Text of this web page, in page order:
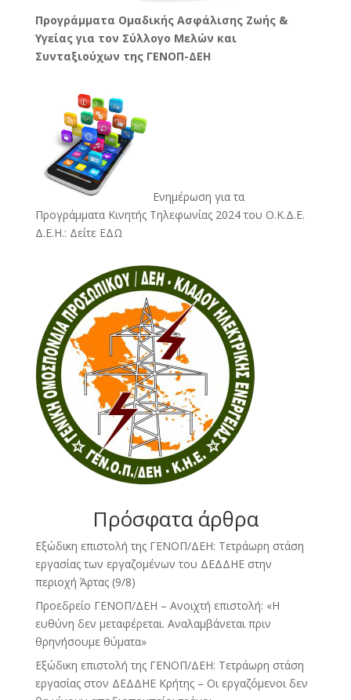
Προγράμματα Ομαδικής Ασφάλισης Ζωής &
Υγείας για τον Σύλλογο Μελών και
Συνταξιούχων της ΓΕΝΟΠ-ΔΕΗ
Ενημέρωση για τα
Προγράμματα Κινητής Τηλεφωνίας 2024 του Ο.Κ.Δ.Ε.
Δ.Ε.Η.: Δείτε ΕΔΩ
Πρόσφατα άρθρα
Εξώδικη επιστολή της ΓΕΝΟΠ/ΔΕΗ: Τετράωρη στάση
εργασίας των εργαζομένων του ΔΕΔΔΗΕ στην
περιοχή Άρτας (9/8)
Προεδρείο ΓΕΝΟΠ/ΔΕΗ – Ανοιχτή επιστολή: «Η
ευθύνη δεν μεταφέρεται. Αναλαμβάνεται πριν
θρηνήσουμε θύματα»
Εξώδικη επιστολή της ΓΕΝΟΠ/ΔΕΗ: Τετράωρη στάση
εργασίας στον ΔΕΔΔΗΕ Κρήτης – Οι εργαζόμενοι δεν